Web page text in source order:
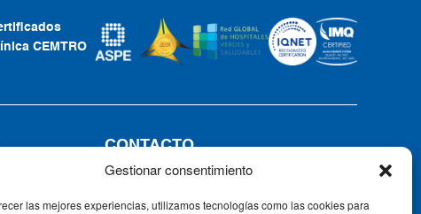
Gestionar consentimiento
las mejores experiencias, utilizamos tecnologías como las cookies para
CEMTRO
CONTACTO
Tel: +34 91 735 57 57 | Fax: 91 735